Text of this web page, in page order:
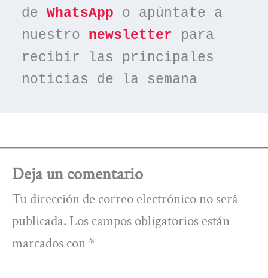
de WhatsApp o apúntate a
nuestro newsletter para
recibir las principales
noticias de la semana
Deja un comentario
Tu dirección de correo electrónico no será
publicada. Los campos obligatorios están
marcados con *